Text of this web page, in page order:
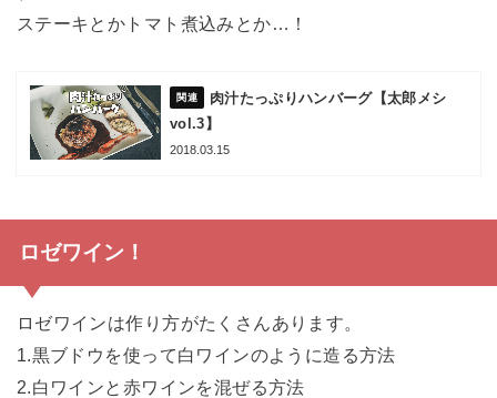
ステーキとかトマト煮込みとか…！
肉汁たっぷりハンバーグ【太郎メシ
vol.3】
2018.03.15
ロゼワイン！
ロゼワインは作り方がたくさんあります。
1.黒ブドウを使って白ワインのように造る方法
2.白ワインと赤ワインを混ぜる方法